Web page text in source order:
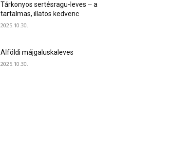
Tárkonyos sertésragu-leves – a
tartalmas, illatos kedvenc
2025.10.30.
Alföldi májgaluskaleves
2025.10.30.